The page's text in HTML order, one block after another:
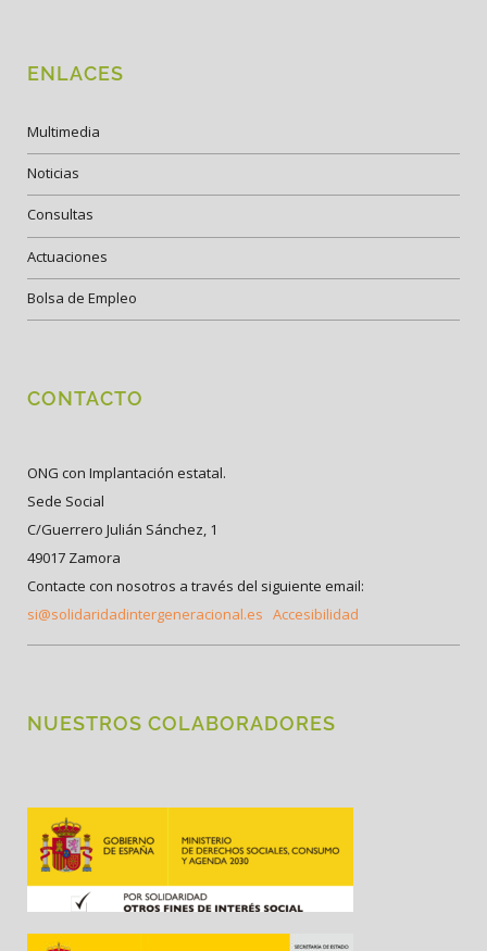
ENLACES
Multimedia
Noticias
Consultas
Actuaciones
Bolsa de Empleo
CONTACTO
ONG con Implantación estatal.
Sede Social
C/Guerrero Julián Sánchez, 1
49017 Zamora
Contacte con nosotros a través del siguiente email:
si@solidaridadintergeneracional.es Accesibilidad
NUESTROS COLABORADORES